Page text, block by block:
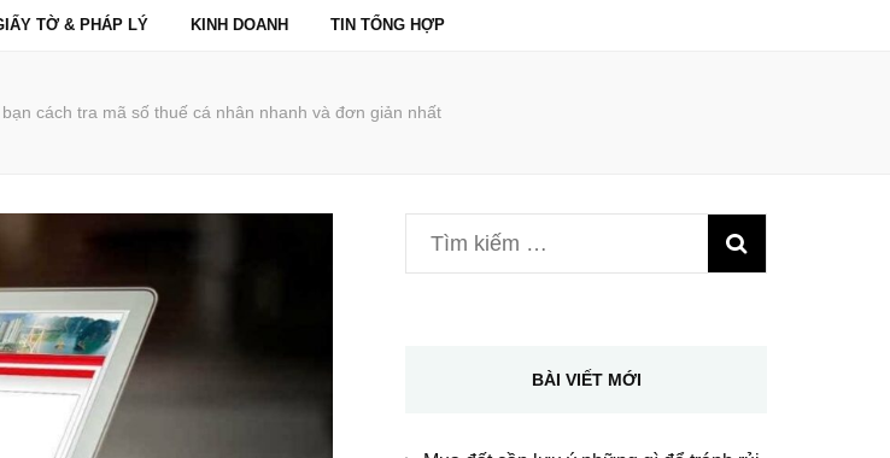
TỜ & PHÁP LÝ KINH DOANH TIN TỔNG HỢP
cách tra mã số thuế cá nhân nhanh và đơn giản nhất
Tìm
kiếm
BÀI VIẾT MỚI